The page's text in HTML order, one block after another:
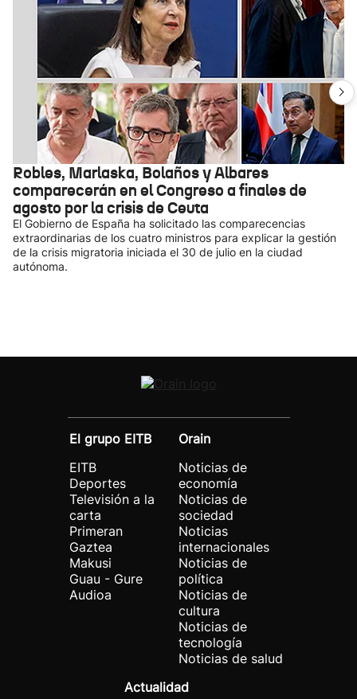
Robles, Marlaska, Bolaños y Albares
comparecerán en el Congreso a finales de
agosto por la crisis de Ceuta
El Gobierno de España ha solicitado las comparecencias
extraordinarias de los cuatro ministros para explicar la gestión
de la crisis migratoria iniciada el 30 de julio en la ciudad
autónoma.
El grupo EITB
EITB
Deportes
Televisión a la
carta
Primeran
Gaztea
Makusi
Guau - Gure
Audioa
Orain
Noticias de
economía
Noticias de
sociedad
Noticias
internacionales
Noticias de
política
Noticias de
cultura
Noticias de
tecnología
Noticias de salud
Actualidad